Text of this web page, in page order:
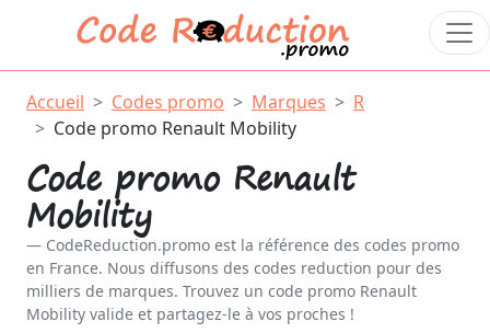
Accueil Codes promo Marques
R
Code promo Renault Mobility
Code promo Renault
Mobility
CodeReduction.promo est la référence des codes promo
en France. Nous diffusons des codes reduction pour des
milliers de marques. Trouvez un code promo Renault
Mobility valide et partagez-le à vos proches !